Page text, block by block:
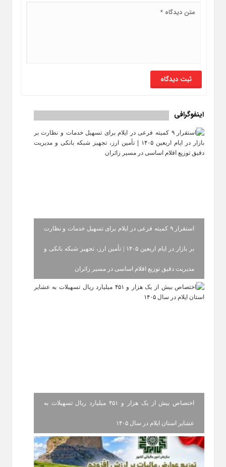
اینفوگرافی
استقرار ۹ کمیته فرعی در ایلام برای تسهیل خدمات و نظارت
بر بازار در ایام اربعین ۱۴۰۵ | تأمین ارز، تجهیز شبکه بانکی و
مدیریت دقیق توزیع اقلام اساسی در مسیر زائران
اختصاص بیش از یک هزار و ۴۵۱ میلیارد ریال تسهیلات به
عشایر استان ایلام در سال ۱۴۰۵